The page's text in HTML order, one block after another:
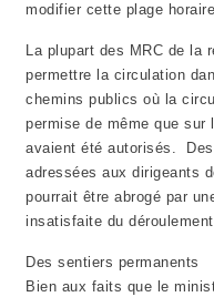
modifier cette plage
La plupart des MRC de la
permettre la circulation
chemins publics où la
permise de même que
avaient été autorisés.
adressées aux dirigeants
pourrait être abrogé par
insatisfaite du
Des sentiers permanents
Bien aux faits que le